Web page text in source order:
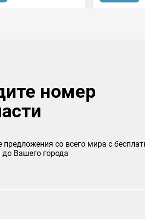
номер
предложения со всего мира с
до Вашего города